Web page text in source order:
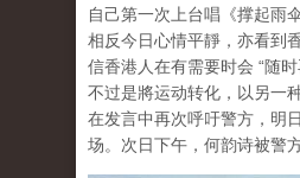
自己第一次上台唱《撑起雨
相反今日心情平靜，亦看到
信香港人在有需要时会 “随
不过是將运动转化，以另一
在发言中再次呼吁警方，明
场。次日下午，何韵诗被警方